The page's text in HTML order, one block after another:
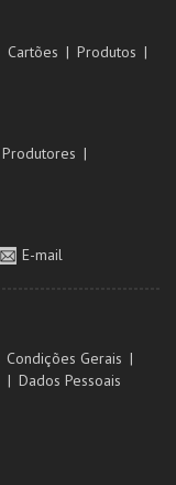
Cartões
Produtos
Produtores
E-mail
Condições Gerais
Dados Pessoais